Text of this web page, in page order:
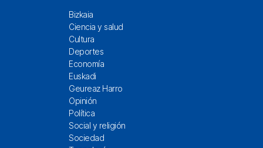
Bizkaia
Ciencia y salud
Cultura
Deportes
Economía
Euskadi
Geureaz Harro
Opinión
Política
Social y religión
Sociedad